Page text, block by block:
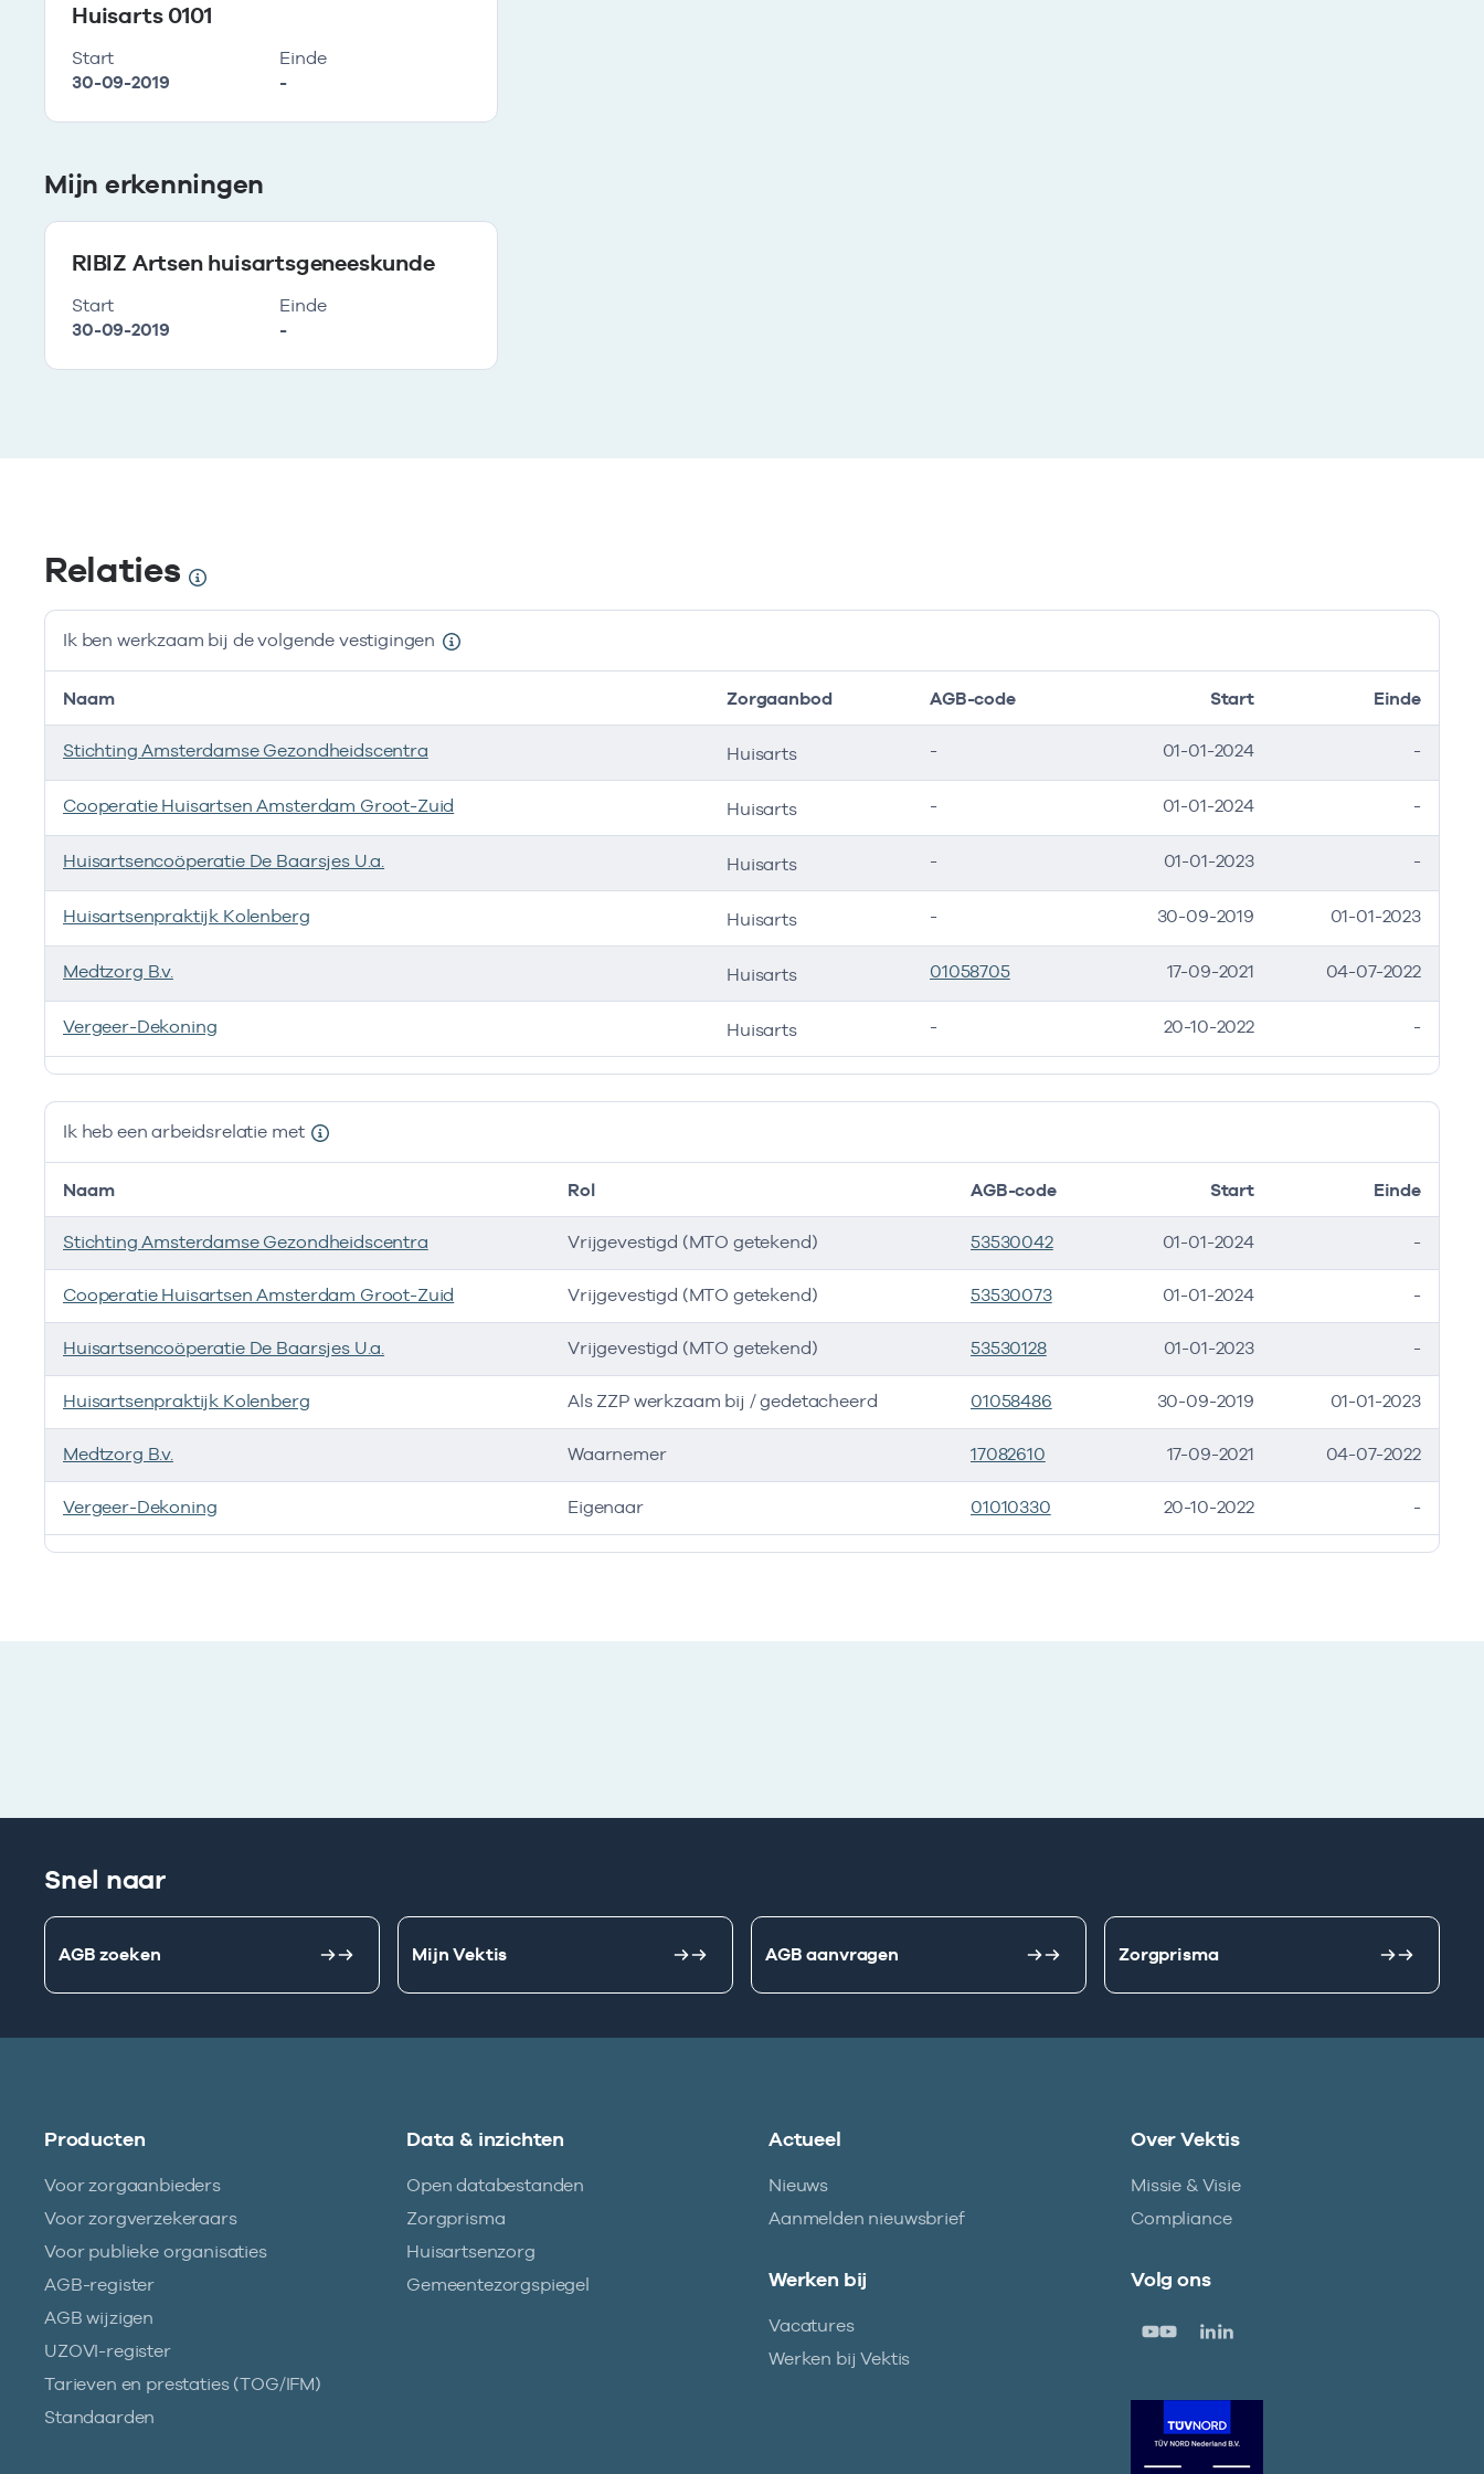
Huisarts 0101
Start
30-09-2019
Einde
-
Mijn erkenningen
RIBIZ Artsen huisartsgeneeskunde
Start
30-09-2019
Einde
-
Relaties
Ik ben werkzaam bij de volgende vestigingen
Ik ben werkzaam bij de volgende vestigingen
Naam Zorgaanbod AGB-code Start Einde
Stichting Amsterdamse Gezondheidscentra Huisarts - 01-01-2024 -
Cooperatie Huisartsen Amsterdam Groot-Zuid Huisarts - 01-01-2024 -
Huisartsencoöperatie De Baarsjes U.a. Huisarts - 01-01-2023 -
Huisartsenpraktijk Kolenberg Huisarts - 30-09-2019 01-01-2023
Medtzorg B.v. Huisarts 01058705 17-09-2021 04-07-2022
Vergeer-Dekoning Huisarts - 20-10-2022 -
Ik heb een arbeidsrelatie met
Ik heb een arbeidsrelatie met
Naam Rol AGB-code Start Einde
Stichting Amsterdamse Gezondheidscentra Vrijgevestigd (MTO getekend) 53530042 01-01-2024 -
Cooperatie Huisartsen Amsterdam Groot-Zuid Vrijgevestigd (MTO getekend) 53530073 01-01-2024 -
Huisartsencoöperatie De Baarsjes U.a. Vrijgevestigd (MTO getekend) 53530128 01-01-2023 -
Huisartsenpraktijk Kolenberg Als ZZP werkzaam bij / gedetacheerd 01058486 30-09-2019 01-01-2023
Medtzorg B.v. Waarnemer 17082610 17-09-2021 04-07-2022
Vergeer-Dekoning Eigenaar 01010330 20-10-2022 -
Snel naar
AGB zoeken Mijn Vektis AGB aanvragen Zorgprisma
Producten
Voor zorgaanbieders
Voor zorgverzekeraars
Voor publieke organisaties
AGB-register
AGB wijzigen
UZOVI-register
Tarieven en prestaties (TOG/IFM)
Standaarden
Data & inzichten
Open databestanden
Zorgprisma
Huisartsenzorg
Gemeentezorgspiegel
Actueel
Nieuws
Aanmelden nieuwsbrief
Over Vektis
Missie & Visie
Compliance
Werken bij
Vacatures
Werken bij Vektis
Volg ons